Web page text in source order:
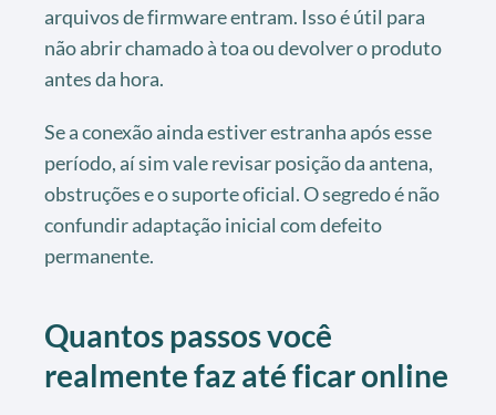
arquivos de firmware entram. Isso é útil para
não abrir chamado à toa ou devolver o produto
antes da hora.
Se a conexão ainda estiver estranha após esse
período, aí sim vale revisar posição da antena,
obstruções e o suporte oficial. O segredo é não
confundir adaptação inicial com defeito
permanente.
Quantos passos você
realmente faz até ficar online